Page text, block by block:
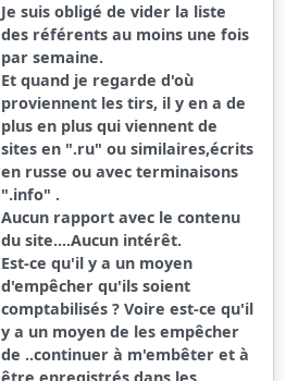
Je suis obligé de vider la liste
des référents au moins une fois
par semaine.
Et quand je regarde d'où
proviennent les tirs, il y en a de
plus en plus qui viennent de
sites en ".ru" ou similaires,écrits
en russe ou avec terminaisons
".info" .
Aucun rapport avec le contenu
du site....Aucun intérêt.
Est-ce qu'il y a un moyen
d'empêcher qu'ils soient
comptabilisés ? Voire est-ce qu'il
y a un moyen de les empêcher
de ..continuer à m'embêter et à